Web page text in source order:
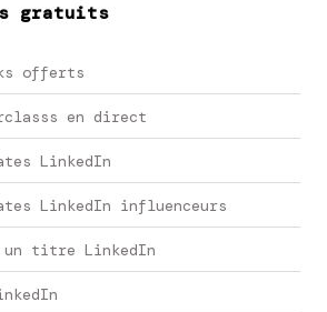
gratuits
offerts
en direct
LinkedIn
LinkedIn influenceurs
un titre LinkedIn